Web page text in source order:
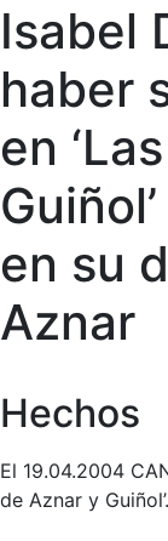
Isabel
haber
en
en su
Aznar
Hechos
El 19.04.2004
de Aznar y Guiñol’.